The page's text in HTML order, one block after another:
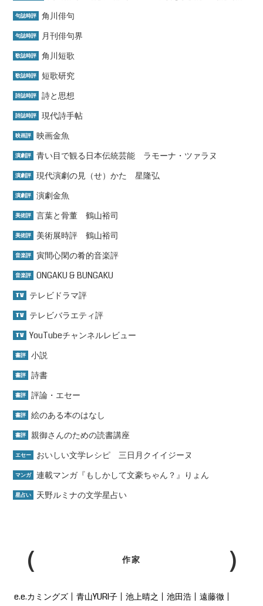
句誌時評 角川俳句
句誌時評 月刊俳句界
歌誌時評 角川短歌
歌誌時評 短歌研究
詩誌時評 詩と思想
詩誌時評 現代詩手帖
映画評 映画金魚
演劇評 青い目で観る日本伝統芸能 ラモーナ・ツァラヌ
演劇評 現代演劇の見（せ）かた 星隆弘
演劇評 演劇金魚
美術評 言葉と骨董 鶴山裕司
美術評 美術展時評 鶴山裕司
音楽評 寅間心閑の肴的音楽評
音楽評 ONGAKU & BUNGAKU
TV テレビドラマ評
TV テレビバラエティ評
TV YouTubeチャンネルレビュー
書評 小説
書評 詩書
書評 評論・エセー
書評 絵のある本のはなし
書評 親御さんのための読書講座
エセー おいしい文学レシピ 三日月クイイジーヌ
マンガ 連載マンガ『もしかして文豪ちゃん？』りょん
星占い 天野ルミナの文学星占い
作家
e.e.カミングズ 青山YURI子 池上晴之 池田浩
遠藤徹